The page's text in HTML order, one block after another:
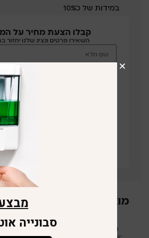
במידות של כ10%
קבלו הצעת מחיר על
השאירו פרטים ונציג שלנו יחזור
קישור לוויז
מוצרים קשורים
סבונייה